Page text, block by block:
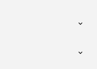

